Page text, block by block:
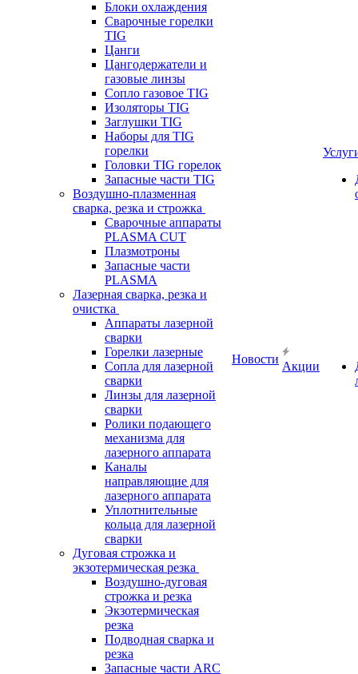
Блоки охлаждения
Сварочные горелки
TIG
Цанги
Цангодержатели и
газовые линзы
Сопло газовое TIG
Изоляторы TIG
Заглушки TIG
Наборы для TIG
горелки
Головки TIG горелок
Запасные части TIG
Воздушно-плазменная
сварка, резка и строжка
Сварочные аппараты
PLASMA CUT
Плазмотроны
Запасные части
PLASMA
Лазерная сварка, резка и
очистка
Аппараты лазерной
сварки
Горелки лазерные
Сопла для лазерной
сварки
Линзы для лазерной
сварки
Ролики подающего
механизма для
лазерного аппарата
Каналы
направляющие для
лазерного аппарата
Уплотнительные
кольца для лазерной
сварки
Дуговая строжка и
экзотермическая резка
Воздушно-дуговая
строжка и резка
Экзотермическая
резка
Подводная сварка и
резка
Запасные части ARC
Новости
Акции